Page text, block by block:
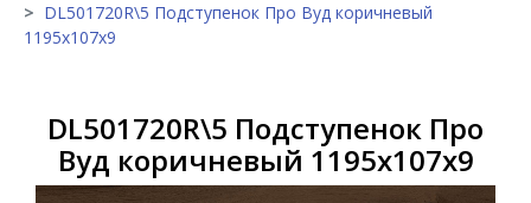
DL501720R\5 Подступенок Про Вуд коричневый
1195х107х9
DL501720R\5 Подступенок Про
Вуд коричневый 1195х107х9